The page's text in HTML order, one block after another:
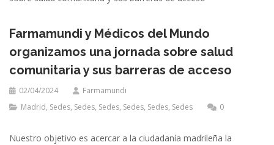
Farmamundi y Médicos del Mundo
organizamos una jornada sobre salud
comunitaria y sus barreras de acceso
02/04/2024
Farmamundi
Madrid, Sedes, Sedes, Sedes, Sedes, Sedes, Sedes 0
Nuestro objetivo es acercar a la ciudadanía madrileña la